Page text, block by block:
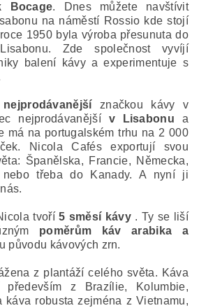
Bocage. Dnes můžete navštívit
na náměstí Rossio kde stojí
1950 byla výroba přesunuta do
Zde společnost vyvíjí
balení kávy a experimentuje s
značkou kávy v
nejprodávanější v Lisabonu a
má na portugalském trhu na 2 000
Nicola Cafés exportují svou
Španělska, Francie, Německa,
nebo třeba do Kanady. A nyní ji
tvoří5 směsí kávy. Ty se liší
poměrům káv arabika a
původu kávových zrn.
z plantáží celého světa. Káva
z Brazílie, Kolumbie,
káva robusta zejména z Vietnamu,